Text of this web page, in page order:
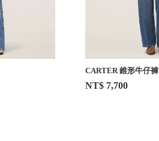
CARTER 錐形牛仔褲
NT$ 7,700